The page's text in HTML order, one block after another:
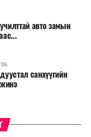
авто замын
санхүүгийн